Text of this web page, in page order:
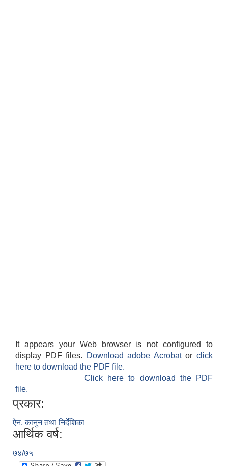
It appears your Web browser is not configured to
display PDF files.
Download adobe Acrobatorclick
here to download the PDF file.
Click here to download the PDF
file.
प्रकार:
ऐन, कानुन तथा निर्देशिका
आर्थिक वर्ष:
७४/७५